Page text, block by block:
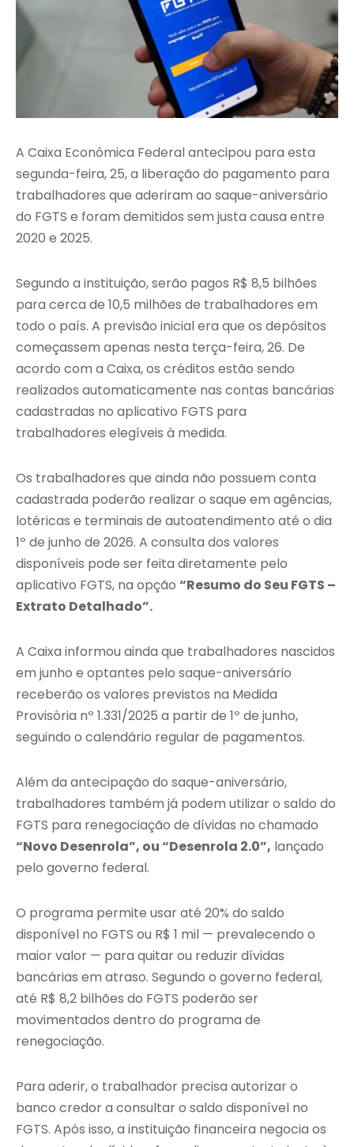
A Caixa Econômica Federalantecipou para esta
segunda-feira, 25, a liberação do pagamento para
trabalhadores que aderiram ao saque-aniversário
do FGTS e foram demitidos sem justa causa entre
2020 e 2025.
Segundo a instituição, serão pagos R$ 8,5 bilhões
para cerca de 10,5 milhões de trabalhadores em
todo o país. A previsão inicial era que os depósitos
começassem apenas nesta terça-feira, 26. De
acordo com a Caixa, os créditos estão sendo
realizados automaticamente nas contas bancárias
cadastradas no aplicativo FGTS para
trabalhadores elegíveis à medida.
Os trabalhadores que ainda não possuem conta
cadastrada poderão realizar o saque em agências,
lotéricas e terminais de autoatendimento até o dia
1º de junho de 2026. A consulta dos valores
disponíveis pode ser feita diretamente pelo
aplicativo FGTS, na opção “Resumo do Seu FGTS –
Extrato Detalhado”.
A Caixa informou ainda que trabalhadores nascidos
em junho e optantes pelo saque-aniversário
receberão os valores previstos na Medida
Provisória nº 1.331/2025 a partir de 1º de junho,
seguindo o calendário regular de pagamentos.
Além da antecipação do saque-aniversário,
trabalhadores também já podem utilizar o saldo do
FGTS para renegociação de dívidas no chamado
“Novo Desenrola”, ou “Desenrola 2.0”, lançado
pelo governo federal.
O programa permite usar até 20% do saldo
disponível no FGTS ou R$ 1 mil — prevalecendo o
maior valor — para quitar ou reduzir dívidas
bancárias em atraso. Segundo o governo federal,
até R$ 8,2 bilhões do FGTS poderão ser
movimentados dentro do programa de
renegociação.
Para aderir, o trabalhador precisa autorizar o
banco credor a consultar o saldo disponível no
FGTS. Após isso, a instituição financeira negocia os